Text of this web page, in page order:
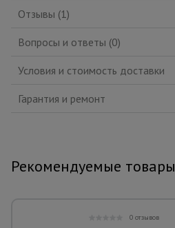
Отзывы (1)
Вопросы и ответы (0)
Условия и стоимость доставки
Гарантия и ремонт
Рекомендуемые товары
0 отзывов